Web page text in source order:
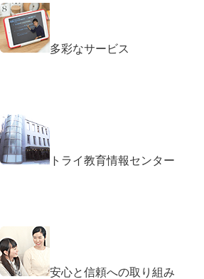
多彩なサービス
トライ教育情報センター
安心と信頼への取り組み